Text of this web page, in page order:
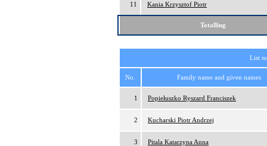
11 Kania Krzysztof Piotr
Totalling
List
No. Family name and given names
1 Popiełuszko Ryszard Franciszek
2 Kucharski Piotr Andrzej
3 Pitala Katarzyna Anna